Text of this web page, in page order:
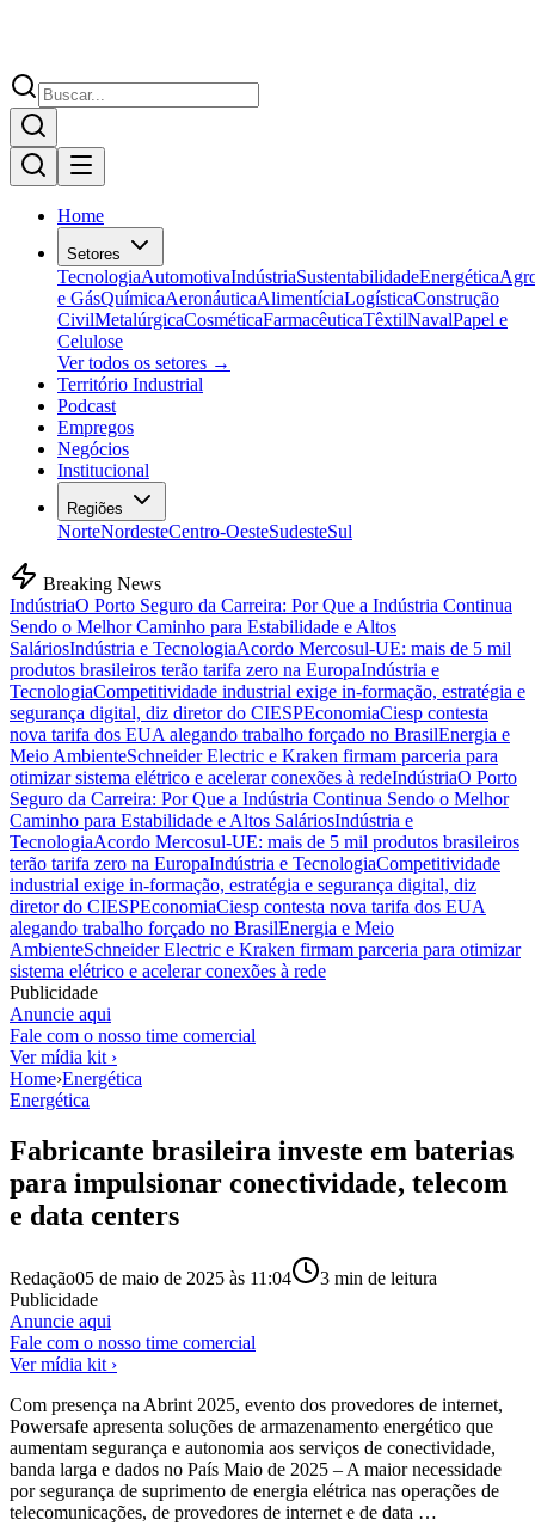
Home
Setores
TecnologiaAutomotivaIndústriaSustentabilidadeEnergética
e GásQuímicaAeronáuticaAlimentíciaLogísticaConstrução
CivilMetalúrgicaCosméticaFarmacêuticaTêxtilNavalPapel e
Celulose
Ver todos os setores →
Território Industrial
Podcast
Empregos
Negócios
Institucional
Regiões
NorteNordesteCentro-OesteSudesteSul
Breaking News
IndústriaO Porto Seguro da Carreira: Por Que a Indústria Continua
Sendo o Melhor Caminho para Estabilidade e Altos
SaláriosIndústria e TecnologiaAcordo Mercosul-UE: mais de 5 mil
produtos brasileiros terão tarifa zero na EuropaIndústria e
TecnologiaCompetitividade industrial exige in-formação, estratégia e
segurança digital, diz diretor do CIESPEconomiaCiesp contesta
nova tarifa dos EUA alegando trabalho forçado no BrasilEnergia e
Meio AmbienteSchneider Electric e Kraken firmam parceria para
otimizar sistema elétrico e acelerar conexões à redeIndústriaO Porto
Seguro da Carreira: Por Que a Indústria Continua Sendo o Melhor
Caminho para Estabilidade e Altos SaláriosIndústria e
TecnologiaAcordo Mercosul-UE: mais de 5 mil produtos brasileiros
terão tarifa zero na EuropaIndústria e TecnologiaCompetitividade
industrial exige in-formação, estratégia e segurança digital, diz
diretor do CIESPEconomiaCiesp contesta nova tarifa dos EUA
alegando trabalho forçado no BrasilEnergia e Meio
AmbienteSchneider Electric e Kraken firmam parceria para otimizar
sistema elétrico e acelerar conexões à rede
Publicidade
Anuncie aqui
Fale com o nosso time comercial
Ver mídia kit ›
Home›Energética
Energética
Fabricante brasileira investe em baterias
para impulsionar conectividade, telecom
e data centers
Redação05 de maio de 2025 às 11:04 3 min de leitura
Publicidade
Anuncie aqui
Fale com o nosso time comercial
Ver mídia kit ›
Com presença na Abrint 2025, evento dos provedores de internet,
Powersafe apresenta soluções de armazenamento energético que
aumentam segurança e autonomia aos serviços de conectividade,
banda larga e dados no País Maio de 2025 – A maior necessidade
por segurança de suprimento de energia elétrica nas operações de
telecomunicações, de provedores de internet e de data …